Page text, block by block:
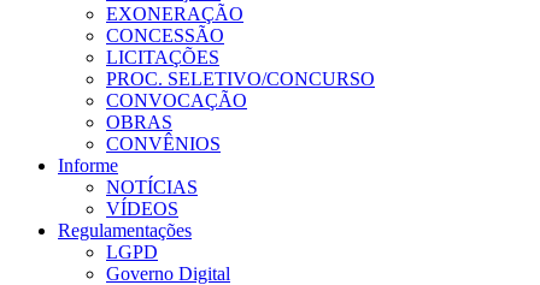
EXONERAÇÃO
CONCESSÃO
LICITAÇÕES
PROC. SELETIVO/CONCURSO
CONVOCAÇÃO
OBRAS
CONVÊNIOS
Informe
NOTÍCIAS
VÍDEOS
Regulamentações
LGPD
Governo Digital